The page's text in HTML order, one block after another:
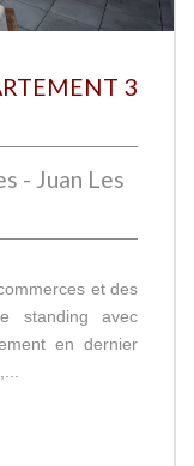
3
- Juan Les
et des
standing avec
en dernier